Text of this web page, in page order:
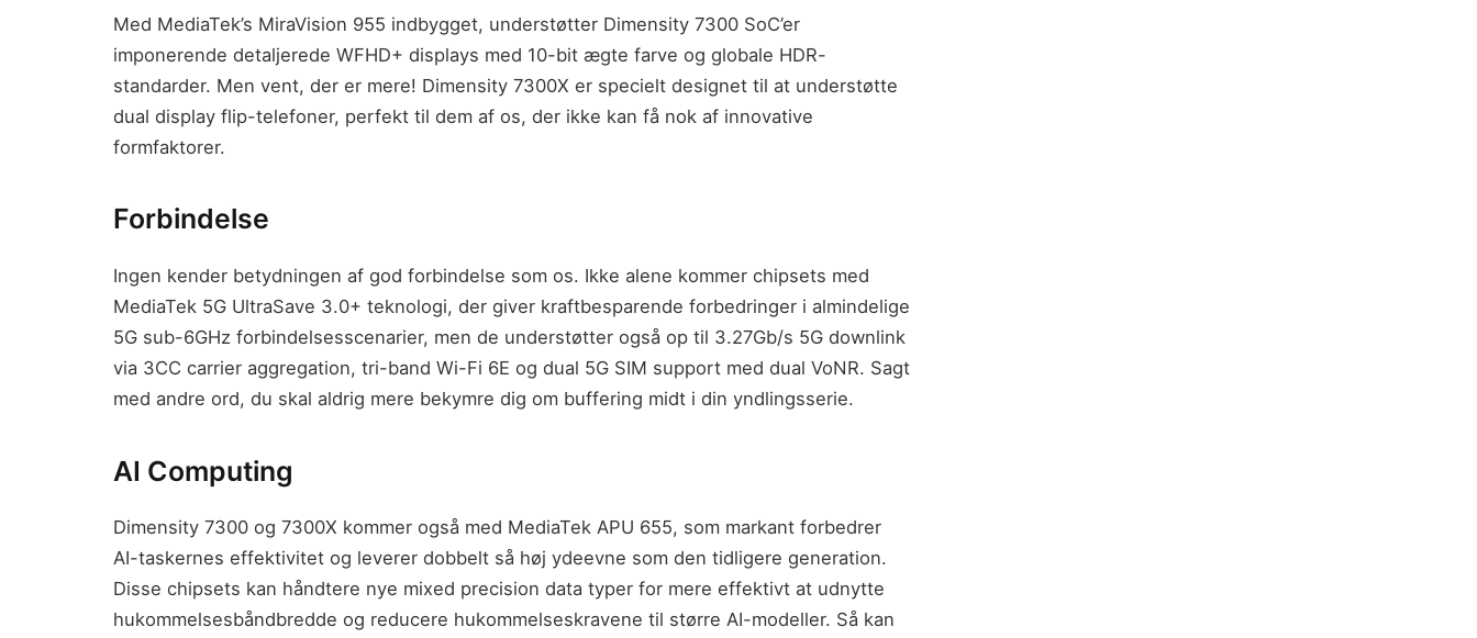
Med MediaTek’s MiraVision 955 indbygget, understøtter Dimensity 7300 SoC’er
imponerende detaljerede WFHD+ displays med 10-bit ægte farve og globale HDR-
standarder. Men vent, der er mere! Dimensity 7300X er specielt designet til at understøtte
dual display flip-telefoner, perfekt til dem af os, der ikke kan få nok af innovative
formfaktorer.
Forbindelse
Ingen kender betydningen af god forbindelse som os. Ikke alene kommer chipsets med
MediaTek 5G UltraSave 3.0+ teknologi, der giver kraftbesparende forbedringer i almindelige
5G sub-6GHz forbindelsesscenarier, men de understøtter også op til 3.27Gb/s 5G downlink
via 3CC carrier aggregation, tri-band Wi-Fi 6E og dual 5G SIM support med dual VoNR. Sagt
med andre ord, du skal aldrig mere bekymre dig om buffering midt i din yndlingsserie.
AI Computing
Dimensity 7300 og 7300X kommer også med MediaTek APU 655, som markant forbedrer
AI-taskernes effektivitet og leverer dobbelt så høj ydeevne som den tidligere generation.
Disse chipsets kan håndtere nye mixed precision data typer for mere effektivt at udnytte
hukommelsesbåndbredde og reducere hukommelseskravene til større AI-modeller. Så kan